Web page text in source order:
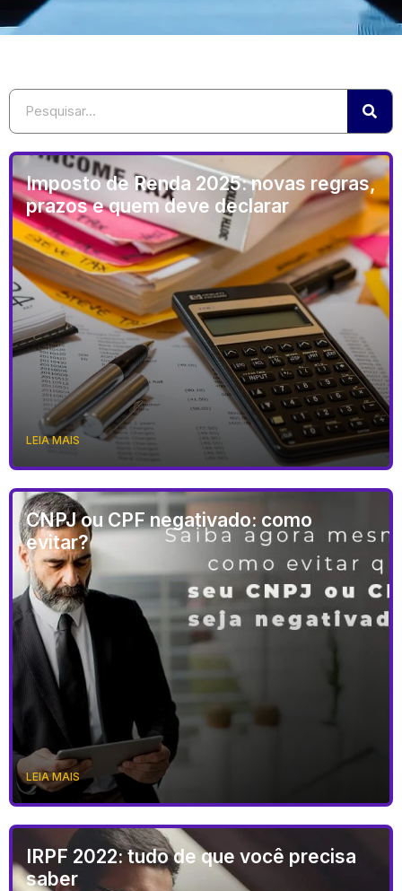
Imposto de Renda 2025: novas regras,
prazos e quem deve declarar
LEIA MAIS
CNPJ ou CPF negativado: como
evitar?
LEIA MAIS
IRPF 2022: tudo de que você precisa
saber